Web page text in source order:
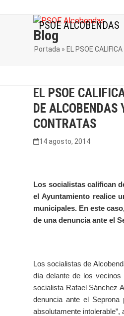
PSOE ALCOBENDAS
Blog
Portada » EL PSOE
EL PSOE
DE
CONTRATAS
14 agosto, 2014
Los socialistas califican
el Ayuntamiento realice
municipales. En este
de una denuncia ante el
Los socialistas de
día delante de los vecinos
socialista Rafael Sánchez
denuncia ante el
absolutamente